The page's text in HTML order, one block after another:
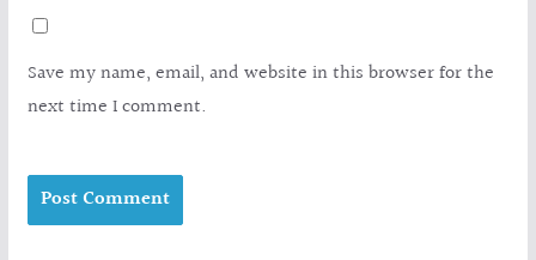
Save my name, email, and website in this browser for the
next time I comment.